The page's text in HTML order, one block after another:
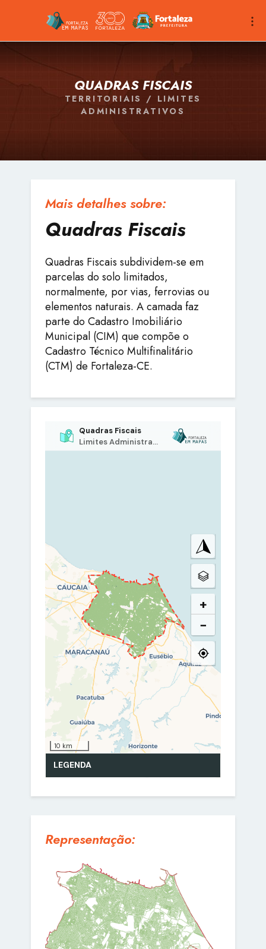
QUADRAS FISCAIS
TERRITORIAIS / LIMITES
ADMINISTRATIVOS
Mais detalhes sobre:
Quadras Fiscais
Quadras Fiscais subdividem-se em
parcelas do solo limitados,
normalmente, por vias, ferrovias ou
elementos naturais. A camada faz
parte do Cadastro Imobiliário
Municipal (CIM) que compõe o
Cadastro Técnico Multifinalitário
(CTM) de Fortaleza-CE.
Representação: